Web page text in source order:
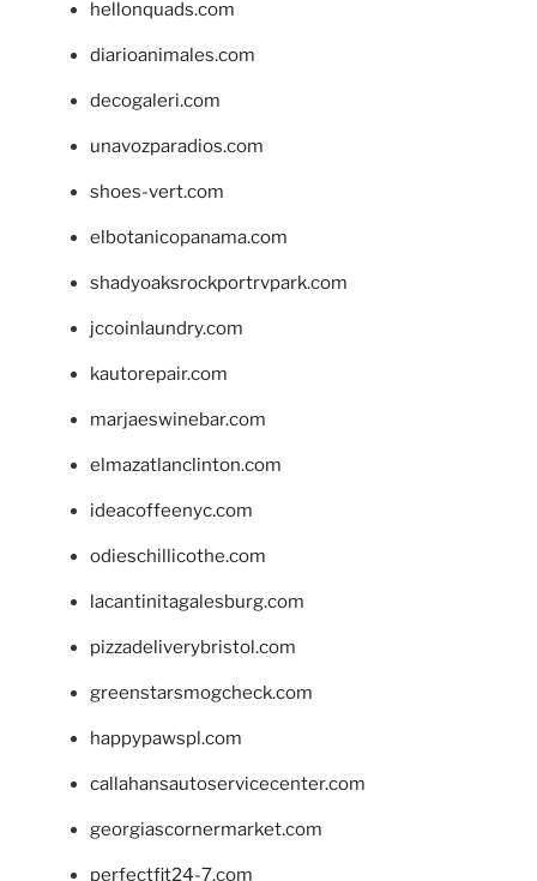
hellonquads.com
diarioanimales.com
decogaleri.com
unavozparadios.com
shoes-vert.com
elbotanicopanama.com
shadyoaksrockportrvpark.com
jccoinlaundry.com
kautorepair.com
marjaeswinebar.com
elmazatlanclinton.com
ideacoffeenyc.com
odieschillicothe.com
lacantinitagalesburg.com
pizzadeliverybristol.com
greenstarsmogcheck.com
happypawspl.com
callahansautoservicecenter.com
georgiascornermarket.com
perfectfit24-7.com